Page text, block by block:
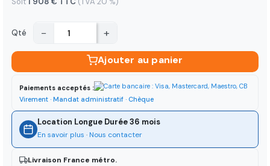
Qté − +
Ajouter au panier
Paiements acceptés :
Virement · Mandat administratif · Chèque
Location Longue Durée 36 mois
En savoir plus · Nous contacter
Livraison France métro.